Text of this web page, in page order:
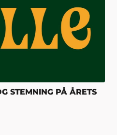
STEMNING PÅ ÅRETS